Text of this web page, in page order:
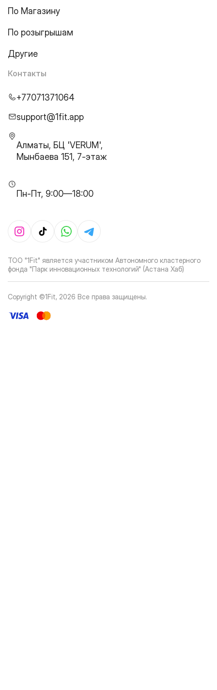
По Магазину
По розыгрышам
Другие
Контакты
+77071371064
support@1fit.app
Алматы, БЦ 'VERUM',
Мынбаева 151, 7-этаж
Пн-Пт, 9:00—18:00
ТОО "1Fit" является участником Автономного кластерного
фонда "Парк инновационных технологий" (Астана Хаб)
Copyright ©1Fit, 2026 Все права защищены.